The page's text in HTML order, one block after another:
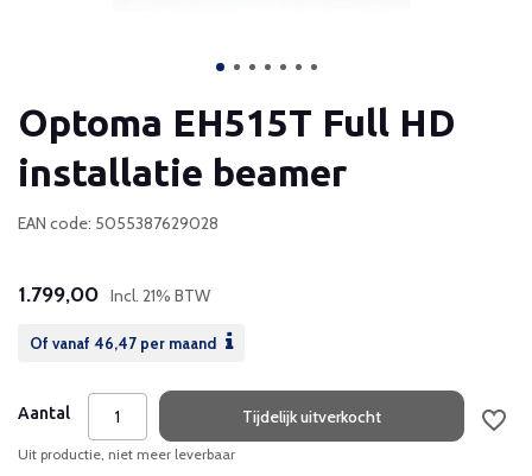
Optoma EH515T Full HD
installatie beamer
EAN code: 5055387629028
1.799,00 Incl. 21% BTW
Of vanaf 46,47 per maand
Aantal Tijdelijk uitverkocht
Uit productie, niet meer leverbaar